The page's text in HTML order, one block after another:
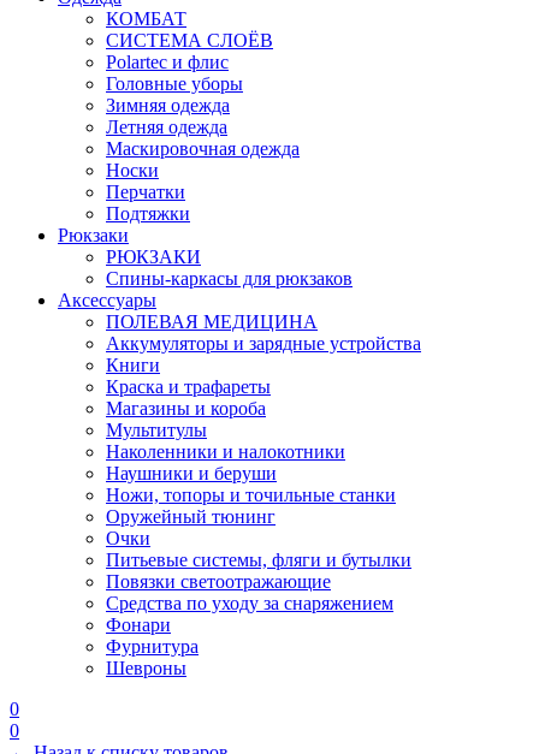
КОМБАТ
СИСТЕМА СЛОЁВ
Polartec и флис
Головные уборы
Зимняя одежда
Летняя одежда
Маскировочная одежда
Носки
Перчатки
Подтяжки
Рюкзаки
РЮКЗАКИ
Спины-каркасы для рюкзаков
Аксессуары
ПОЛЕВАЯ МЕДИЦИНА
Аккумуляторы и зарядные устройства
Книги
Краска и трафареты
Магазины и короба
Мультитулы
Наколенники и налокотники
Наушники и беруши
Ножи, топоры и точильные станки
Оружейный тюнинг
Очки
Питьевые системы, фляги и бутылки
Повязки светоотражающие
Средства по уходу за снаряжением
Фонари
Фурнитура
Шевроны
0
0